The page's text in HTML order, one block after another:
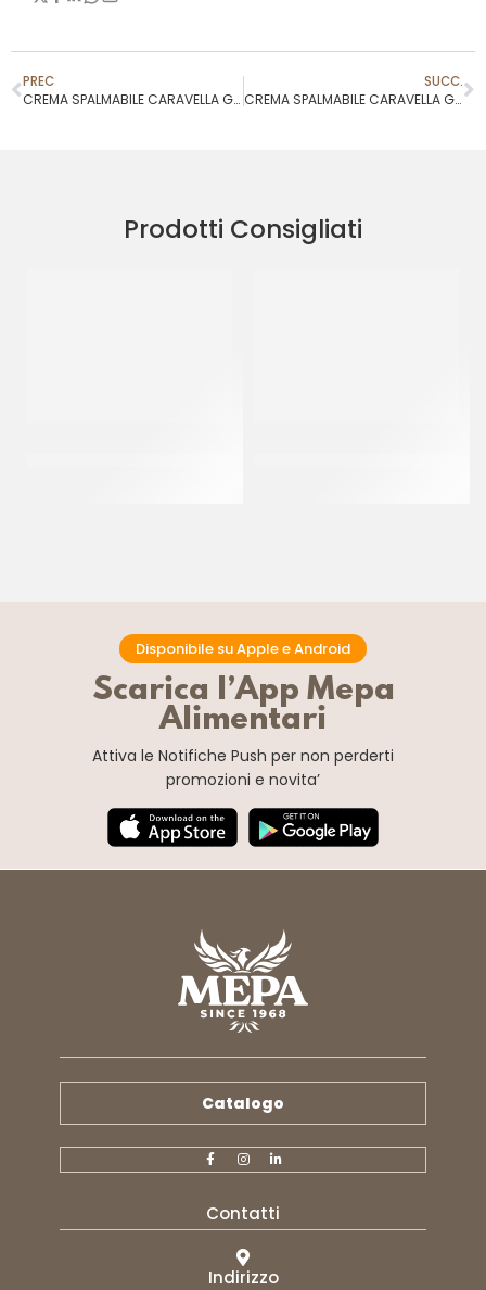
PREC
CREMA SPALMABILE CARAVELLA GRAN MORA
SUCC.
CREMA SPALMABILE CARAVELLA GRAN CIOCCO AVORIO
Prodotti Consigliati
Disponibile su Apple e Android
Scarica l’App Mepa
Alimentari
Attiva le Notifiche Push per non perderti
promozioni e novita’
Catalogo
Contatti
Indirizzo